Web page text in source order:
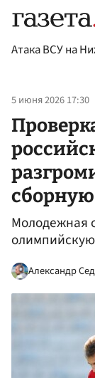
Атака ВСУ на
5 июня 2026 17:30
Молодежная
Александр